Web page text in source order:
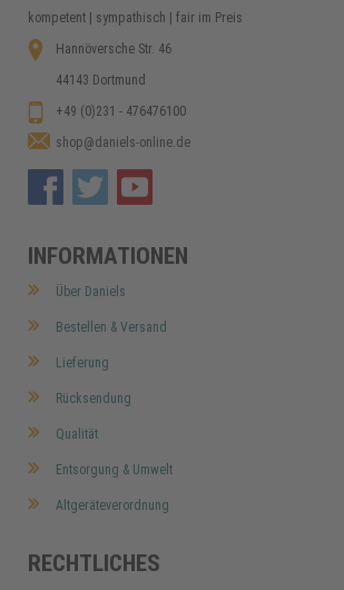
kompetent | sympathisch | fair im Preis
Hannöversche Str. 46
44143 Dortmund
+49 (0)231 - 476476100
shop@daniels-online.de
INFORMATIONEN
Über Daniels
Bestellen & Versand
Lieferung
Rücksendung
Qualität
Entsorgung & Umwelt
Altgeräteverordnung
RECHTLICHES